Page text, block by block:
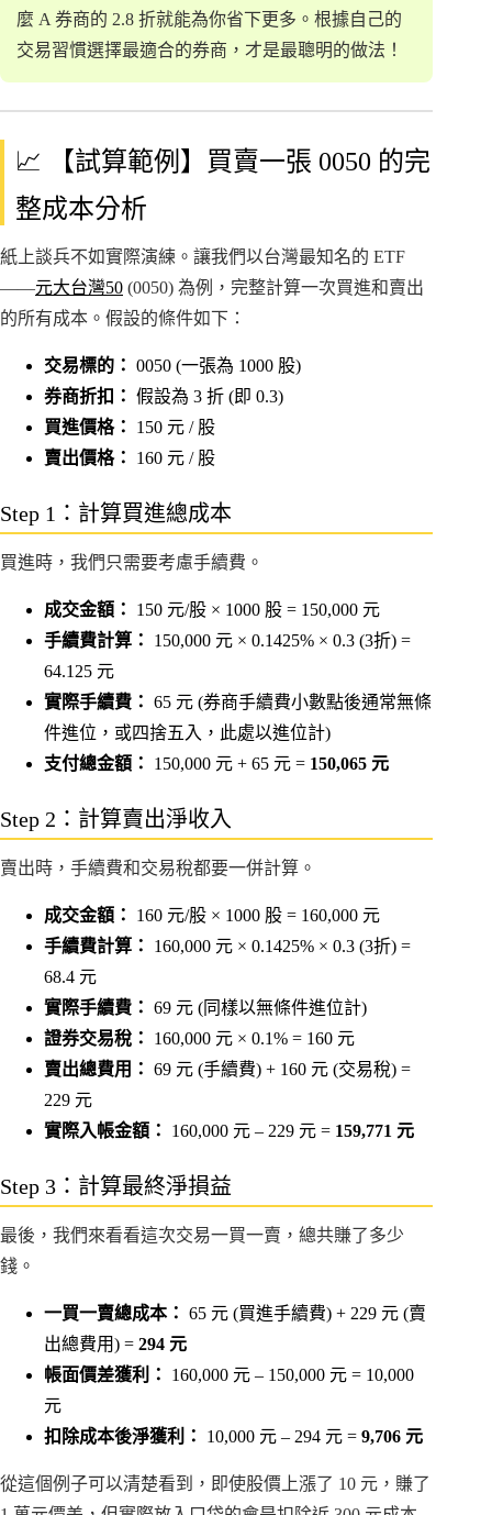
麼 A 券商的 2.8 折就能為你省下更多。根據自己的
交易習慣選擇最適合的券商，才是最聰明的做法！
📈 【試算範例】買賣一張 0050 的完
整成本分析
紙上談兵不如實際演練。讓我們以台灣最知名的 ETF
——元大台灣50 (0050) 為例，完整計算一次買進和賣出
的所有成本。假設的條件如下：
交易標的： 0050 (一張為 1000 股)
券商折扣： 假設為 3 折 (即 0.3)
買進價格：
150 元 / 股
賣出價格：
160 元 / 股
Step 1：計算買進總成本
買進時，我們只需要考慮手續費。
成交金額：
150 元/股 × 1000 股 = 150,000 元
手續費計算：
150,000 元 × 0.1425% × 0.3 (3折) =
64.125 元
實際手續費： 65 元 (券商手續費小數點後通常無條
件進位，或四捨五入，此處以進位計)
支付總金額：
150,000 元 + 65 元 = 150,065 元
Step 2：計算賣出淨收入
賣出時，手續費和交易稅都要一併計算。
成交金額：
160 元/股 × 1000 股 = 160,000 元
手續費計算：
160,000 元 × 0.1425% × 0.3 (3折) =
68.4 元
實際手續費： 69 元 (同樣以無條件進位計)
證券交易稅：
160,000 元 × 0.1% = 160 元
賣出總費用： 69 元 (手續費) + 160 元 (交易稅) =
229 元
實際入帳金額：
160,000 元 – 229 元 = 159,771 元
Step 3：計算最終淨損益
最後，我們來看看這次交易一買一賣，總共賺了多少
錢。
一買一賣總成本： 65 元 (買進手續費) + 229 元 (賣
出總費用) = 294 元
帳面價差獲利：
160,000 元 – 150,000 元 = 10,000
元
扣除成本後淨獲利：
10,000 元 – 294 元 = 9,706 元
從這個例子可以清楚看到，即使股價上漲了 10 元，賺了